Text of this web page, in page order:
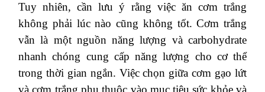
Tuy nhiên, cần lưu ý rằng việc ăn cơm trắng
không phải lúc nào cũng không tốt. Cơm trắng
vẫn là một nguồn năng lượng và carbohydrate
nhanh chóng cung cấp năng lượng cho cơ thể
trong thời gian ngắn. Việc chọn giữa cơm gạo lứt